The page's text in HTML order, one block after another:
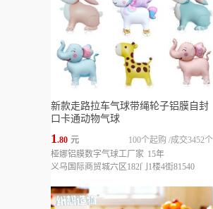
新款走路拉车气球带绳轮子铝膜自封
口卡通动物气球
1.80 元 成交3452个
100个起购 /
桠娜铝膜数字气球工厂家 15年
义乌国际商贸城六区182门1楼4街81540